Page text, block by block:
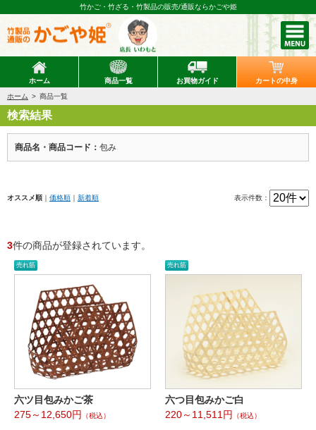
竹かご・竹ざる・竹製品の販売/通販ならかごや姫
ホーム 商品一覧 お買物ガイド
カートの中身
ホーム
商品一覧
検索結果
商品名・商品コード： 包み
表示件数：
オススメ順 ｜ 価格順 ｜ 新着順
3件の商品が登録されています。
売れ筋
六ツ目包みかご茶
275～12,650円
（税込）
売れ筋
六つ目包みかご白
220～11,511円
（税込）